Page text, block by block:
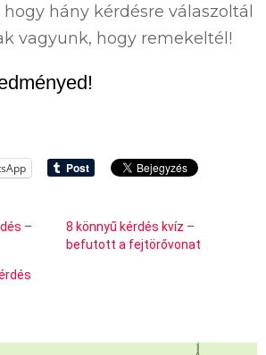
hogy hány kérdésre válaszoltál
vagyunk, hogy remekeltél!
–
8 könnyű kérdés kvíz –
befutott a fejtörővonat